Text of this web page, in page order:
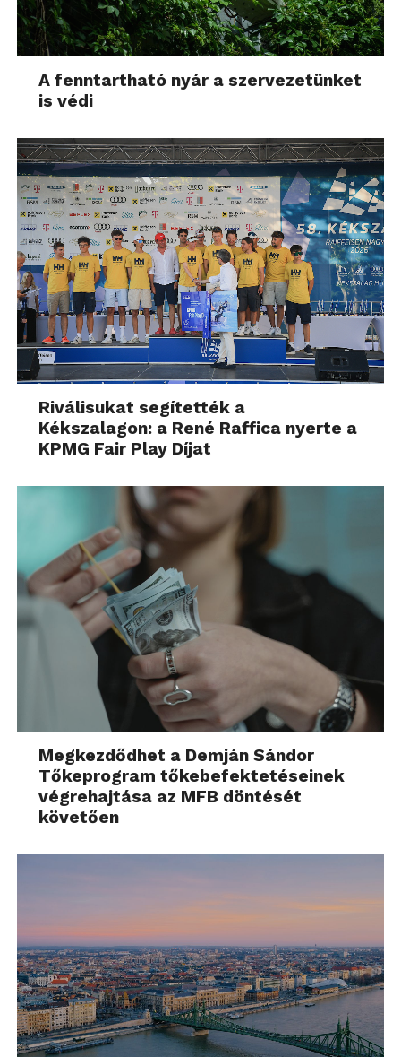
A fenntartható nyár a szervezetünket
is védi
Riválisukat segítették a
Kékszalagon: a René Raffica nyerte a
KPMG Fair Play Díjat
Megkezdődhet a Demján Sándor
Tőkeprogram tőkebefektetéseinek
végrehajtása az MFB döntését
követően